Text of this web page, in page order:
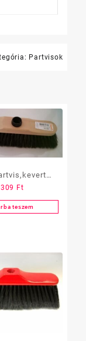
Partvisok
CLASSIC
Ft
teszem